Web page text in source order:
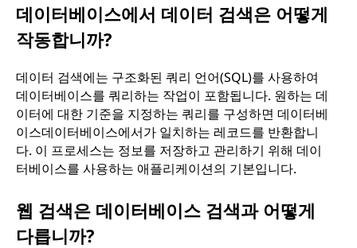
데이터베이스에서 데이터 검색은 어떻게
작동합니까?
데이터 검색에는 구조화된 쿼리 언어(SQL)를 사용하여
데이터베이스를 쿼리하는 작업이 포함됩니다. 원하는 데
이터에 대한 기준을 지정하는 쿼리를 구성하면 데이터베
이스데이터베이스에서가 일치하는 레코드를 반환합니
다. 이 프로세스는 정보를 저장하고 관리하기 위해 데이
터베이스를 사용하는 애플리케이션의 기본입니다.
웹 검색은 데이터베이스 검색과 어떻게
다릅니까?